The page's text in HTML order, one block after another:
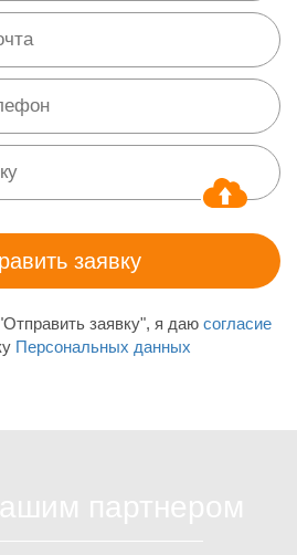
заявку", я даю согласие
Персональных данных